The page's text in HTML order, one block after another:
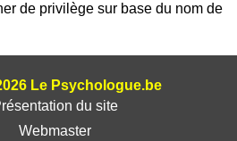
de privilège sur base du nom de
Le Psychologue.be
du site
Webmaster